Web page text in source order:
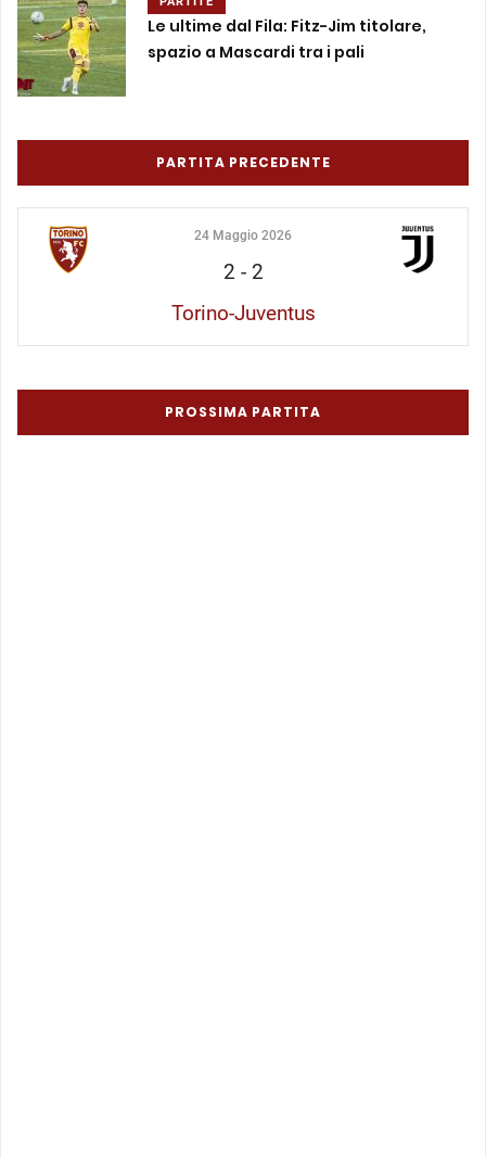
Le ultime dal Fila: Fitz-Jim titolare,
spazio a Mascardi tra i pali
PARTITA PRECEDENTE
24 Maggio 2026
2 - 2
Torino-Juventus
PROSSIMA PARTITA